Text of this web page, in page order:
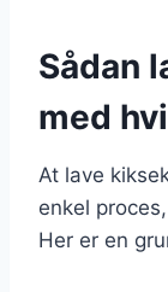
Sådan
med
At lave
enkel
Her er en